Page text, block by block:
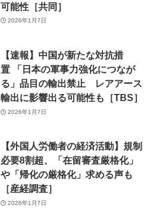
可能性［共同］
2026年1月7日
【速報】中国が新たな対抗措
置 「日本の軍事力強化につなが
る」品目の輸出禁止 レアアース
輸出に影響出る可能性も［TBS］
2026年1月7日
【外国人労働者の経済活動】規制
必要8割超、「在留審査厳格化」
や「帰化の厳格化」求める声も
［産経調査］
2026年1月7日